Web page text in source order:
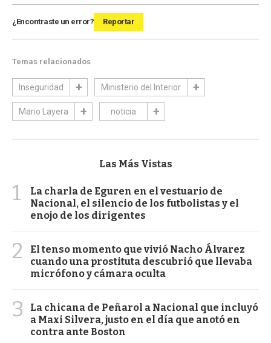
¿Encontraste un error? Reportar
Temas relacionados
Inseguridad Ministerio del Interior
Mario Layera noticia
Las Más Vistas
1
La charla de Eguren en el vestuario de
Nacional, el silencio de los futbolistas y el
enojo de los dirigentes
2
El tenso momento que vivió Nacho Álvarez
cuando una prostituta descubrió que llevaba
micrófono y cámara oculta
3
La chicana de Peñarol a Nacional que incluyó
a Maxi Silvera, justo en el día que anotó en
contra ante Boston